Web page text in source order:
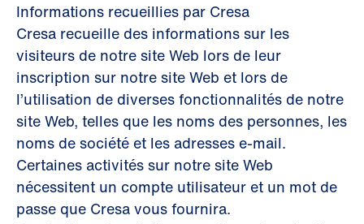
Informations recueillies par Cresa
Cresa recueille des informations sur les
visiteurs de notre site Web lors de leur
inscription sur notre site Web et lors de
l’utilisation de diverses fonctionnalités de notre
site Web, telles que les noms des personnes, les
noms de société et les adresses e-mail.
Certaines activités sur notre site Web
nécessitent un compte utilisateur et un mot de
passe que Cresa vous fournira.